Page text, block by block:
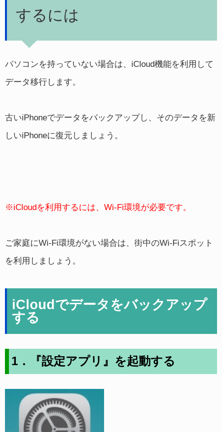
するには
パソコンを持っていない場合は、iCloud機能を利用して
データ移行します。
古いiPhoneでデータをバックアップし、そのデータを新
しいiPhoneに復元しましょう。
※iCloudを利用するには、Wi-Fi環境が必要です。
ご家庭にWi-Fi環境がない場合は、街中のWi-Fiスポット
を利用しましょう。
iCloudでデータをバックアップ
する
1．『設定アプリ』を起動する